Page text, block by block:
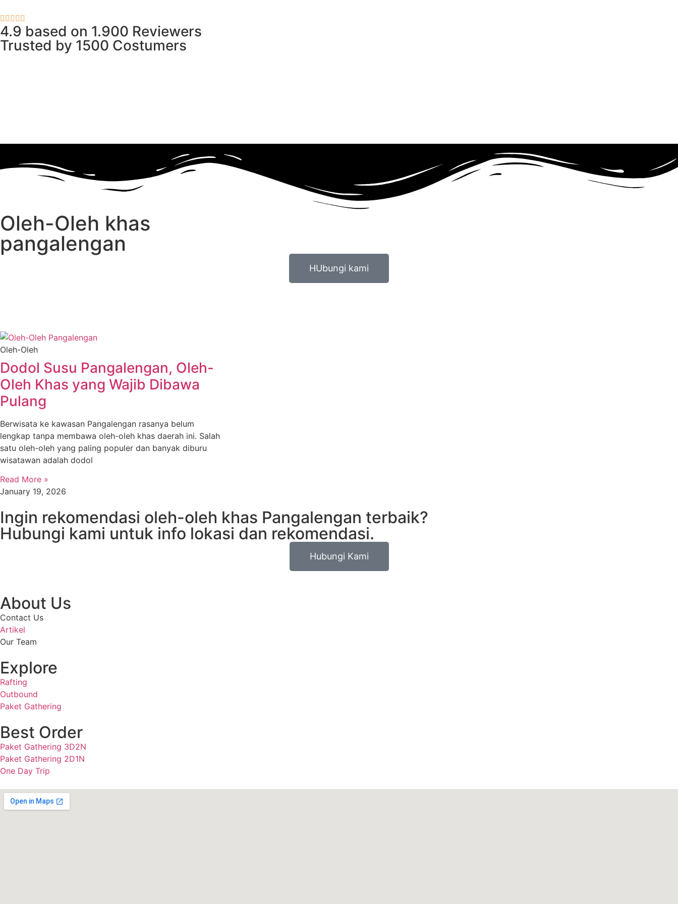
4.9 based on 1.900 Reviewers
Trusted by 1500 Costumers
Oleh-Oleh khas
pangalengan
HUbungi kami
Oleh-Oleh
Dodol Susu Pangalengan, Oleh-
Oleh Khas yang Wajib Dibawa
Pulang
Berwisata ke kawasan Pangalengan rasanya belum
lengkap tanpa membawa oleh-oleh khas daerah ini. Salah
satu oleh-oleh yang paling populer dan banyak diburu
wisatawan adalah dodol
Read More »
January 19, 2026
Ingin rekomendasi oleh-oleh khas Pangalengan terbaik?
Hubungi kami untuk info lokasi dan rekomendasi.
Hubungi Kami
About Us
Contact Us
Artikel
Our Team
Explore
Rafting
Outbound
Paket Gathering
Best Order
Paket Gathering 3D2N
Paket Gathering 2D1N
One Day Trip